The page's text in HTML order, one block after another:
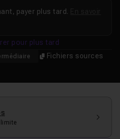
Fichiers sources
payer plus tard.
pour plus tard